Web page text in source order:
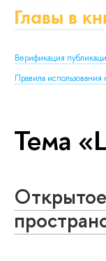
Главы в
Верификация
Правила использования
Тема